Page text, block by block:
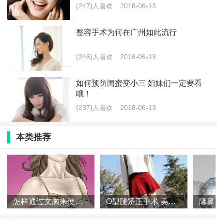
(247)人喜欢 2018-06-13
整容手术为何在广州如此流行
(246)人喜欢 2018-06-13
如何预防闺蜜变小三 姐妹们一定要看
哦！
(237)人喜欢 2018-06-13
本类推荐
怎样通过文胸来使你的胸部更加有魅力 O型腿矫正手术 美丽看得见